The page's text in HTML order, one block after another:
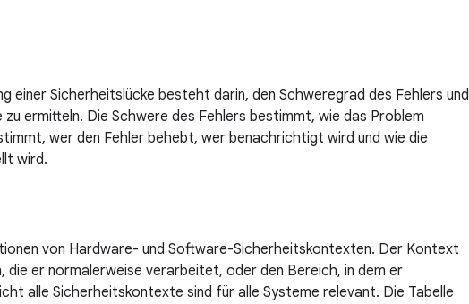
einer Sicherheitslücke besteht darin, den Schweregrad des Fehlers und
ermitteln. Die Schwere des Fehlers bestimmt, wie das Problem
wer den Fehler behebt, wer benachrichtigt wird und wie die
wird.
von Hardware- und Software-Sicherheitskontexten. Der Kontext
die er normalerweise verarbeitet, oder den Bereich, in dem er
alle Sicherheitskontexte sind für alle Systeme relevant. Die Tabelle